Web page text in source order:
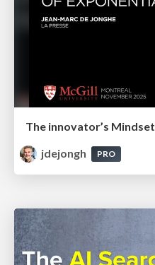
jdejongh
PRO